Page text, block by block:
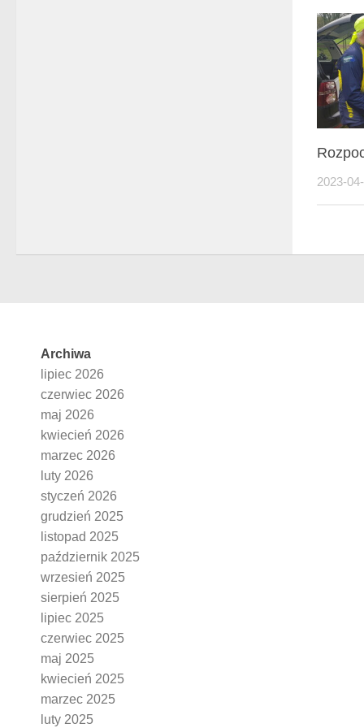
2023-
Archiwa
lipiec 2026
czerwiec 2026
maj 2026
kwiecień 2026
marzec 2026
luty 2026
styczeń 2026
grudzień 2025
listopad 2025
październik 2025
wrzesień 2025
sierpień 2025
lipiec 2025
czerwiec 2025
maj 2025
kwiecień 2025
marzec 2025
luty 2025